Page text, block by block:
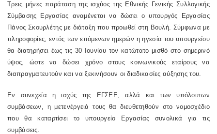
Τρεις μήνες παράταση της ισχύος της Εθνικής Γενικής Συλλογικής
Σύμβασης Εργασίας αναμένεται να δώσει ο υπουργός Εργασίας
Πάνος Σκουρλέτης με διάταξη που προωθεί στη Βουλή. Σύμφωνα με
πληροφορίες, εντός των επόμενων ημερών η ηγεσία του υπουργείου
θα διατηρήσει έως τις 30 Ιουνίου τον κατώτατο μισθό στο σημερινό
ύψος, ώστε να δώσει χρόνο στους κοινωνικούς εταίρους να
διαπραγματευτούν και να ξεκινήσουν οι διαδικασίες αύξησης του.
Εν συνεχεία η ισχύς της ΕΓΣΕΕ, αλλά και των υπόλοιπων
συμβάσεων, η μετενέργειά τους θα διευθετηθούν στο νομοσχέδιο
που θα καταρτίσει το υπουργείο Εργασίας συνολικά για τις
συμβάσεις.